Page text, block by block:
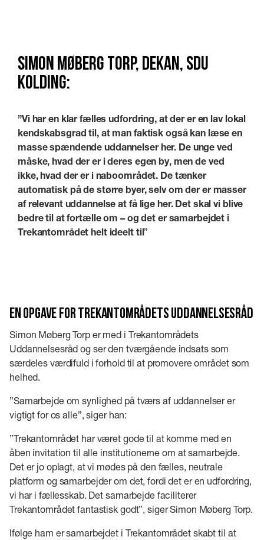
Simon Møberg Torp, dekan, SDU
Kolding:
”Vi har en klar fælles udfordring, at der er en lav lokal
kendskabsgrad til, at man faktisk også kan læse en
masse spændende uddannelser her. De unge ved
måske, hvad der er i deres egen by, men de ved
ikke, hvad der er i naboområdet. De tænker
automatisk på de større byer, selv om der er masser
af relevant uddannelse at få lige her. Det skal vi blive
bedre til at fortælle om – og det er samarbejdet i
Trekantområdet helt ideelt til”
En opgave for Trekantområdets Uddannelsesråd
Simon Møberg Torp er med i Trekantområdets
Uddannelsesråd og ser den tværgående indsats som
særdeles værdifuld i forhold til at promovere området som
helhed.
”Samarbejde om synlighed på tværs af uddannelser er
vigtigt for os alle”, siger han:
”Trekantområdet har været gode til at komme med en
åben invitation til alle institutionerne om at samarbejde.
Det er jo oplagt, at vi mødes på den fælles, neutrale
platform og samarbejder om det, fordi det er en udfordring,
vi har i fællesskab. Det samarbejde faciliterer
Trekantområdet fantastisk godt”, siger Simon Møberg Torp.
Ifølge ham er samarbejdet i Trekantområdet skabt til at